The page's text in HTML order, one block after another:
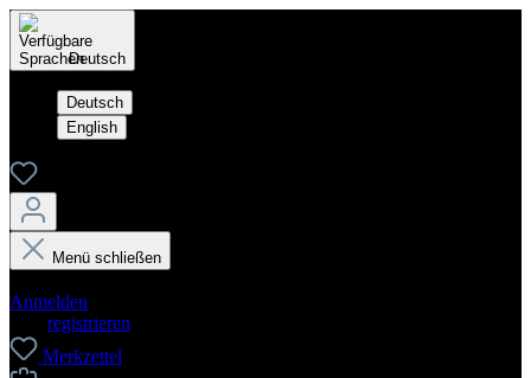
Deutsch
Deutsch
English
Menü schließen
Anmelden
registrieren
Merkzettel